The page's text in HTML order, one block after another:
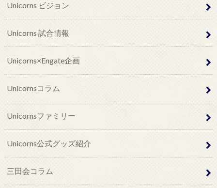
Unicorns ビジョン
Unicorns 試合情報
Unicorns×Engate企画
Unicornsコラム
Unicornsファミリー
Unicorns公式グッズ紹介
三田会コラム